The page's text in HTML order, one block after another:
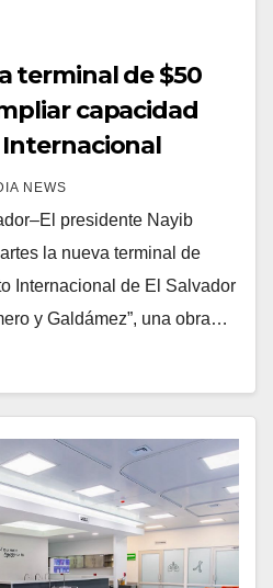
terminal de $50
capacidad
NEWS
presidente Nayib
la nueva terminal de
Internacional de El Salvador
y Galdámez”, una obra…